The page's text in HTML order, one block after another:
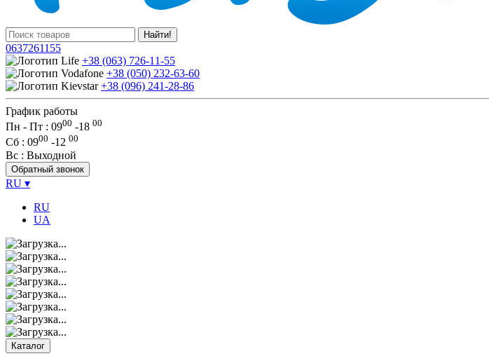
Найти!
0637261155
+38 (063) 726-11-55
+38 (050) 232-63-60
+38 (096) 241-28-86
График работы
Пн - Пт : 0900 -18 00
Сб : 0900 -12 00
Вс : Выходной
Обратный звонок
RU ▾
RU
UA
Каталог